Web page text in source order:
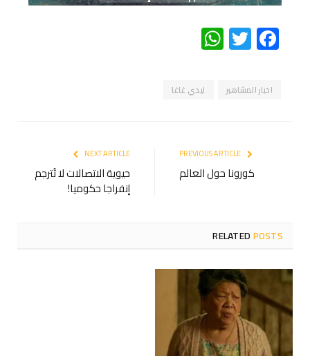
Facebook
Twitter
WhatsApp
اخبار المشاهير ليدي غاغا
كورونا حول العالم
NEXT ARTICLE
حيوية الاتصالات لا تُترجم
إنفراجا حكوميا!
RELATEDPOSTS